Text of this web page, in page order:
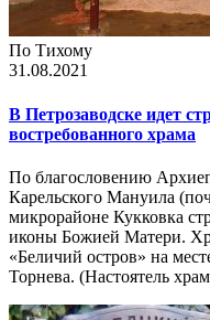
По Тихому
31.08.2021
В Петрозаводске идет
востребованного храма
По благословению
Карельского Мануила
микрорайоне Кукковка
иконы Божией Матери.
«Беличий остров» на
Торнева. (Настоятель